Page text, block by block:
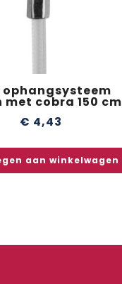
ophangsysteem
met cobra 150 cm
€ 4,43
aan winkelwagen